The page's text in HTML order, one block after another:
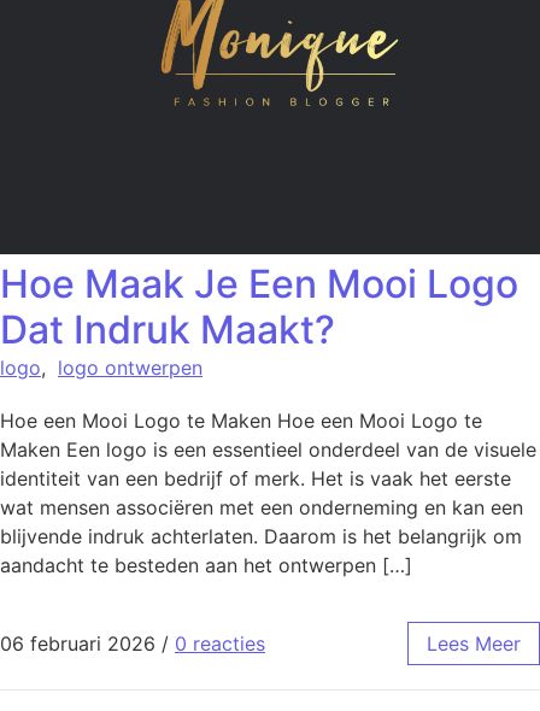
Hoe Maak Je Een Mooi Logo
Dat Indruk Maakt?
logo, logo ontwerpen
Hoe een Mooi Logo te Maken Hoe een Mooi Logo te
Maken Een logo is een essentieel onderdeel van de visuele
identiteit van een bedrijf of merk. Het is vaak het eerste
wat mensen associëren met een onderneming en kan een
blijvende indruk achterlaten. Daarom is het belangrijk om
aandacht te besteden aan het ontwerpen […]
06 februari 2026 / 0 reacties Lees Meer